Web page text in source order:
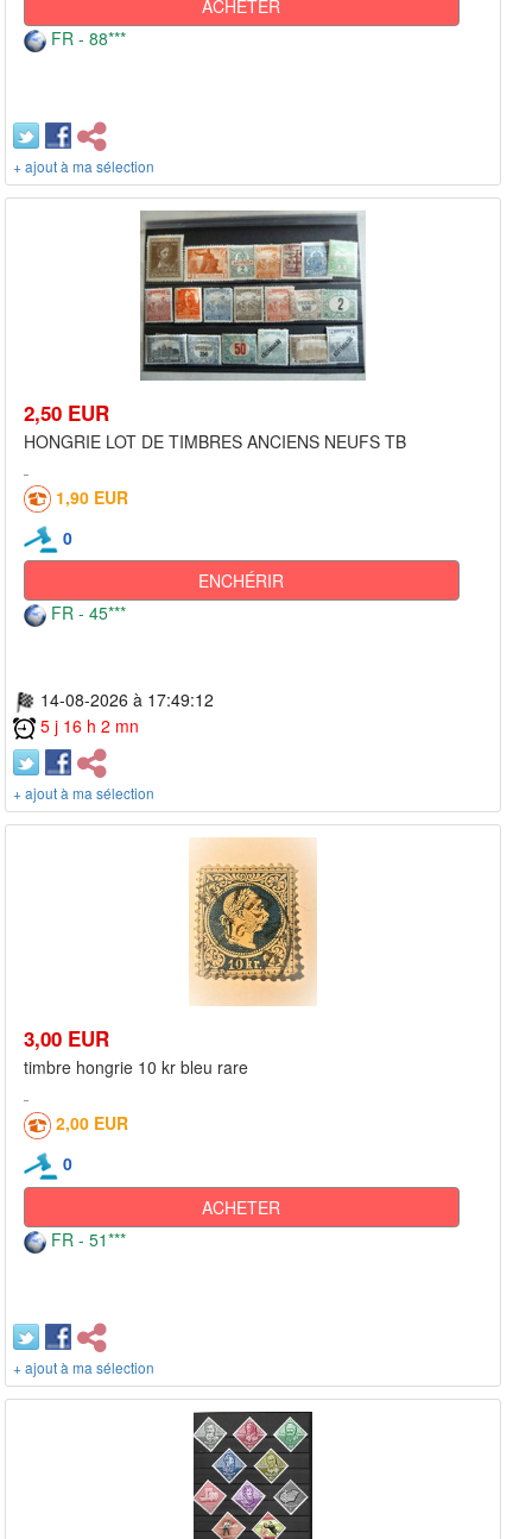
ACHETER
FR - 88***
+ ajout à ma sélection
2,50 EUR
HONGRIE LOT DE TIMBRES ANCIENS NEUFS TB
1,90 EUR
0
ENCHÉRIR
FR - 45***
14-08-2026 à 17:49:12
5 j 16 h 2 mn
+ ajout à ma sélection
3,00 EUR
timbre hongrie 10 kr bleu rare
2,00 EUR
0
ACHETER
FR - 51***
+ ajout à ma sélection